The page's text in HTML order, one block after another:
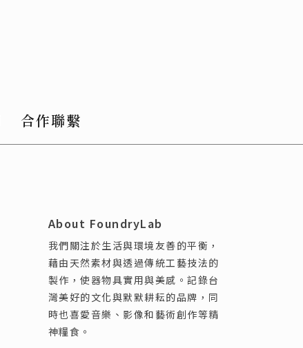
合作聯繫
About FoundryLab
我們關注於生活與環境友善的平衡，
藉由天然素材與透過傳統工藝技法的
製作，使器物具實用與美感。記錄台
灣美好的文化與默默耕耘的品牌，同
時也喜愛音樂、影像和藝術創作等精
神糧食。